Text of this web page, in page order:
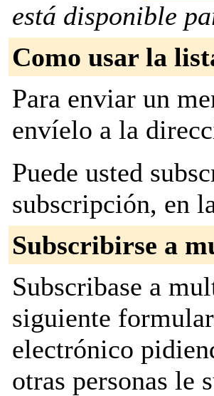
está disponible
Como usar la
Para enviar un
envíelo a la
Puede usted
subscripción, en
Subscribirse a
Subscribase a
siguiente
electrónico
otras personas le